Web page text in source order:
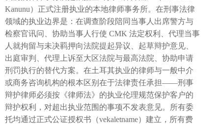
Kanunu）正式注册执业的本地律师事务所。在刑事法律
领域的执业边界是：在调查阶段陪同当事人出席警方与
检察官讯问、协助当事人行使 CMK 法定权利、代理当事
人就拘留与未决羁押向法院提起异议、起草辩护意见、
出庭审判、代理上诉至大区法院与最高法院、协助申请
刑罚执行的替代方案。在土耳其执业的律师与一般中介
或商务咨询机构的根本区别在于法律责任承担——刑事
辩护律师必须按《律师法》的执业伦理规范保护客户的
辩护权利，对超出执业范围的事项不发表意见。所有委
托均通过正式公证授权书（vekaletname）建立，所有费